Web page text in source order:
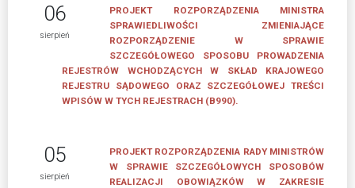
zgłoszeniowy
dla
MENTORZY
Pracodawców
Polska
06
sierpień
PROJEKT ROZPORZĄDZENIA MINISTRA
SPRAWIEDLIWOŚCI ZMIENIAJĄCE
ROZPORZĄDZENIE W SPRAWIE
SZCZEGÓŁOWEGO SPOSOBU PROWADZENIA
REJESTRÓW WCHODZĄCYCH W SKŁAD KRAJOWEGO
REJESTRU SĄDOWEGO ORAZ SZCZEGÓŁOWEJ TREŚCI
WPISÓW W TYCH REJESTRACH (B990).
05
sierpień
PROJEKT ROZPORZĄDZENIA RADY MINISTRÓW
W SPRAWIE SZCZEGÓŁOWYCH SPOSOBÓW
REALIZACJI OBOWIĄZKÓW W ZAKRESIE